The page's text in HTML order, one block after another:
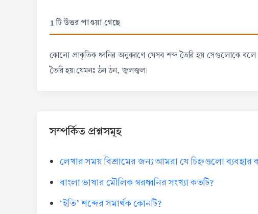
1 টি উত্তর পাওয়া গেছে
কোনো প্রাকৃতিক ধ্বনির অনুকরণে যেসব শব্দ তৈরি হয় সেগুলোকে বলে
তৈরি হয়।যেমনঃ ঠন ঠন, জ্বলজ্বল।
সম্পর্কিত প্রশ্নসমূহ
লেখার সময় বিশ্রামের জন্য আমরা যে চিহ্নগুলো
বাংলা ভাষার মৌলিক স্বরধ্বনির সংখ্যা কতটি?
‘ইতি’ শব্দের সমার্থক কোনটি?